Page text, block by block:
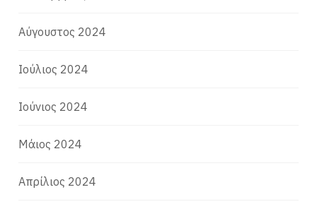
Αύγουστος 2024
Ιούλιος 2024
Ιούνιος 2024
Μάιος 2024
Απρίλιος 2024